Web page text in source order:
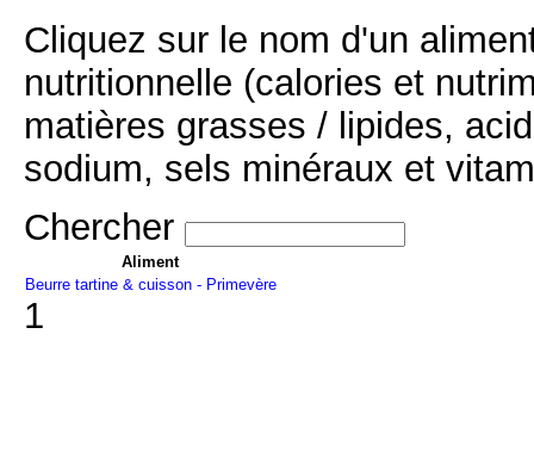
Cliquez sur le nom d'un
nutritionnelle (calories et
matières grasses / lipides,
sodium, sels minéraux et
Chercher
Aliment
Beurre tartine & cuisson - Primevère
1